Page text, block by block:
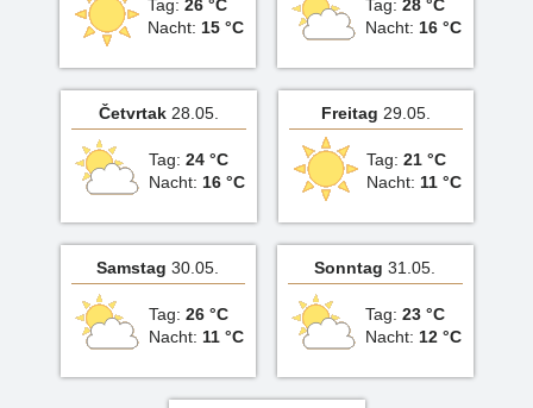
Tag: 26 °C
Nacht: 15 °C
Tag: 28 °C
Nacht: 16 °C
Četvrtak28.05.
Tag: 24 °C
Nacht: 16 °C
Freitag 29.05.
Tag: 21 °C
Nacht: 11 °C
Samstag 30.05.
Tag: 26 °C
Nacht: 11 °C
Sonntag 31.05.
Tag: 23 °C
Nacht: 12 °C